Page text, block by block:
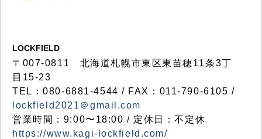
LOCKFIELD
〒007-0811 北海道札幌市東区東苗穂11条3丁
目15-23
TEL：080-6881-4544 / FAX：011-790-6105 /
lockfield2021＠gmail.com
営業時間：9:00〜18:00 / 定休日：不定休
https://www.kagi-lockfield.com/